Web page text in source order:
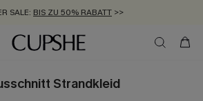
SALE: BIS ZU 50% RABATT >>
BIS ZU -20% EXTRA ERHALTEN
VERSAND AB 89 €
Strandkleid